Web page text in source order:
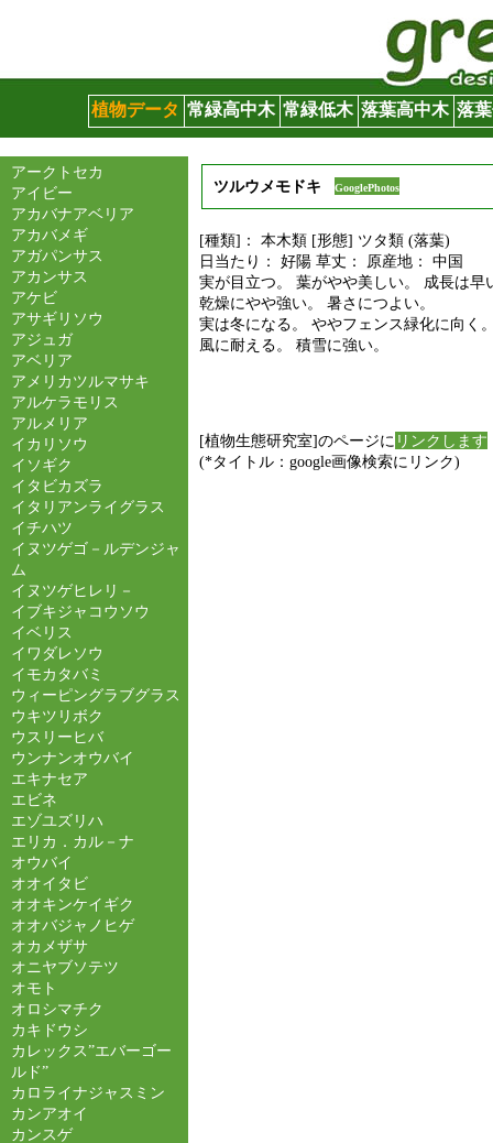
植物データ 常緑高中木 常緑低木 落葉高中木 落
アークトセカ
アイビー
アカバナアベリア
アカバメギ
アガパンサス
アカンサス
アケビ
アサギリソウ
アジュガ
アベリア
アメリカツルマサキ
アルケラモリス
アルメリア
イカリソウ
イソギク
イタビカズラ
イタリアンライグラス
イチハツ
イヌツゲゴ－ルデンジャ
ム
イヌツゲヒレリ－
イブキジャコウソウ
イベリス
イワダレソウ
イモカタバミ
ウィーピングラブグラス
ウキツリボク
ウスリーヒバ
ウンナンオウバイ
エキナセア
エビネ
エゾユズリハ
エリカ．カル－ナ
オウバイ
オオイタビ
オオキンケイギク
オオバジャノヒゲ
オカメザサ
オニヤブソテツ
オモト
オロシマチク
カキドウシ
カレックス”エバーゴー
ルド”
カロライナジャスミン
カンアオイ
カンスゲ
ツルウメモドキ GooglePhotos
[種類]： 本木類 [形態] ツタ類 (落葉)
日当たり： 好陽 草丈： 原産地： 中国
実が目立つ。 葉がやや美しい。 成長は早
乾燥にやや強い。 暑さにつよい。
実は冬になる。 ややフェンス緑化に向く
風に耐える。 積雪に強い。
[植物生態研究室]のページに リンクします
(*タイトル：google画像検索にリンク)